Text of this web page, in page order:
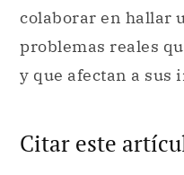
colaborar en hallar
problemas reales
y que afectan a sus
Citar este